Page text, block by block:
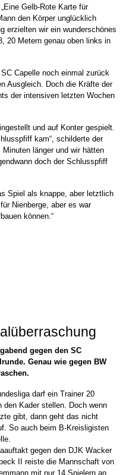
Gelb-Rote Karte für
den Körper unglücklich
erzielten wir ein wunderschönes
20 Metern genau oben links in
Capelle noch einmal zurück
Ausgleich. Doch die Kräfte der
der intensiven letzten Wochen
und auf Konter gespielt.
kam“, schilderte der
länger und wir hätten
doch der Schlusspfiff
Spiel als knappe, aber letztlich
Nienberge, aber es war
können.“
gegen den SC
Genau wie gegen BW
darf ein Trainer 20
den Kader stellen. Doch wenn
gibt, dann geht das nicht
So auch beim B-Kreisligisten
gegen den DJK Wacker
II reiste die Mannschaft von
mit nur 14 Spielern an.